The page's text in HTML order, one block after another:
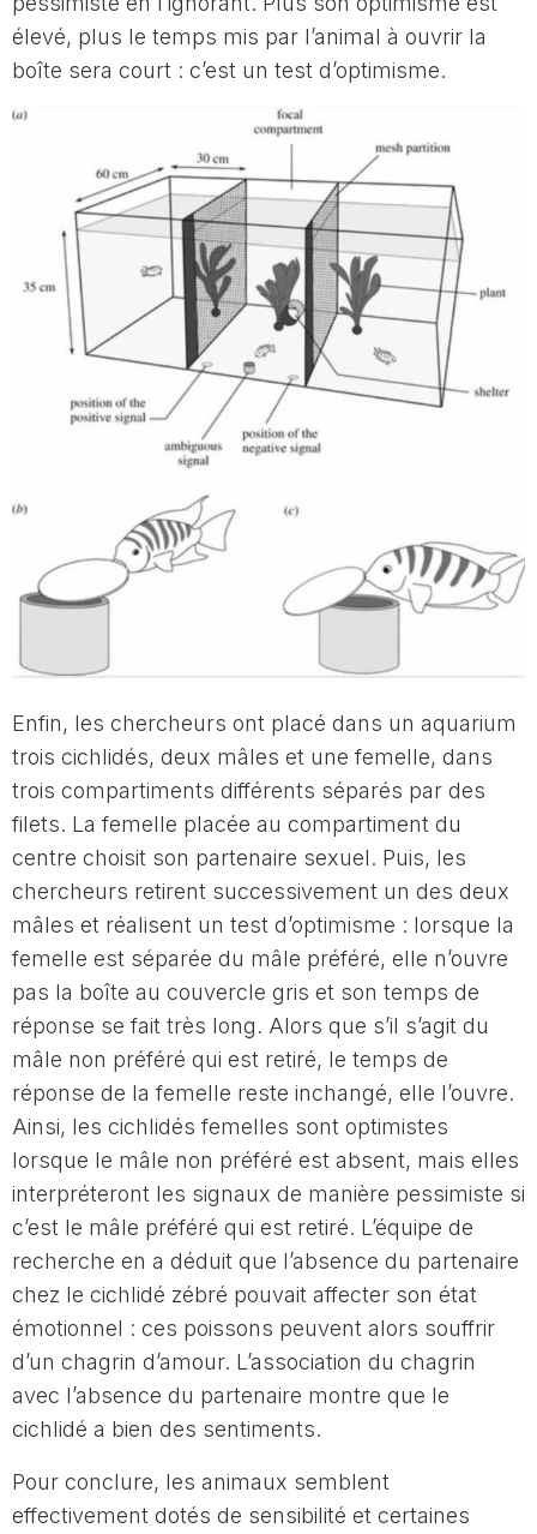
élevé, plus le temps mis par l’animal à ouvrir la
boîte sera court : c’est un test d’optimisme.
Enfin, les chercheurs ont placé dans un aquarium
trois cichlidés, deux mâles et une femelle, dans
trois compartiments différents séparés par des
filets. La femelle placée au compartiment du
centre choisit son partenaire sexuel. Puis, les
chercheurs retirent successivement un des deux
mâles et réalisent un test d’optimisme : lorsque la
femelle est séparée du mâle préféré, elle n’ouvre
pas la boîte au couvercle gris et son temps de
réponse se fait très long. Alors que s’il s’agit du
mâle non préféré qui est retiré, le temps de
réponse de la femelle reste inchangé, elle l’ouvre.
Ainsi, les cichlidés femelles sont optimistes
lorsque le mâle non préféré est absent, mais elles
interpréteront les signaux de manière pessimiste si
c’est le mâle préféré qui est retiré. L’équipe de
recherche en a déduit que l’absence du partenaire
chez le cichlidé zébré pouvait affecter son état
émotionnel : ces poissons peuvent alors souffrir
d’un chagrin d’amour. L’association du chagrin
avec l’absence du partenaire montre que le
cichlidé a bien des sentiments.
Pour conclure, les animaux semblent
effectivement dotés de sensibilité et certaines